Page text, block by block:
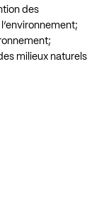
des
milieux naturels